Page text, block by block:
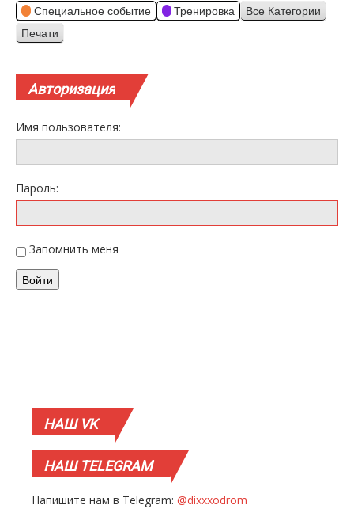
Специальное событие
Тренировка Все Категории
Просмотр
Печати
Авторизация
Имя пользователя:
Пароль:
Запомнить меня
Войти
НАШVK
НАШTELEGRAM
Напишите нам в Telegram: @dixxxodrom